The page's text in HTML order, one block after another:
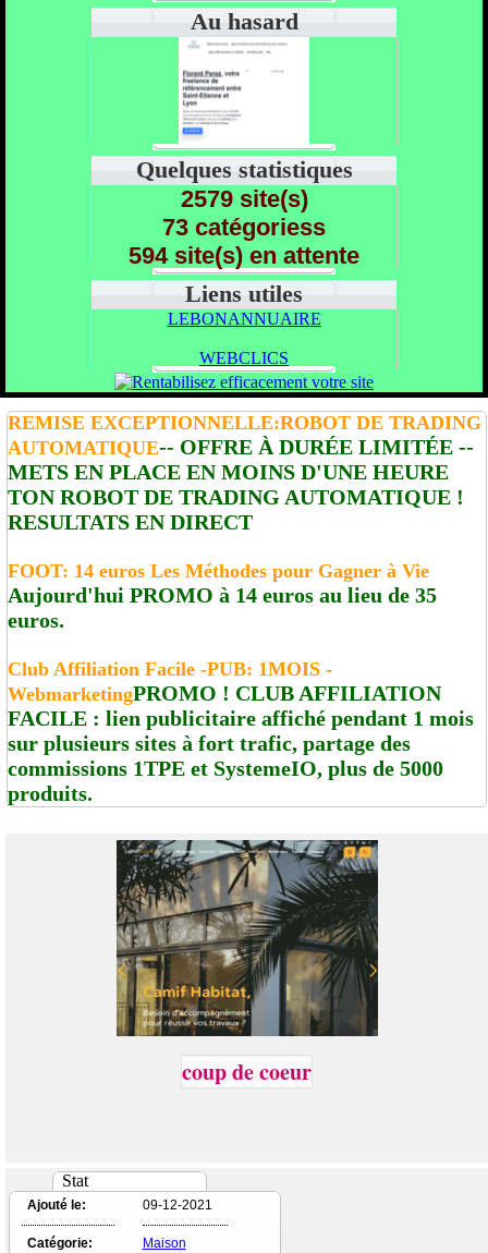
Au hasard
Quelques statistiques
2579 site(s)
73 catégoriess
594 site(s) en attente
Liens utiles
LEBONANNUAIRE
WEBCLICS
REMISE EXCEPTIONNELLE:ROBOT DE TRADING
AUTOMATIQUE-- OFFRE À DURÉE LIMITÉE --
METS EN PLACE EN MOINS D'UNE HEURE
TON ROBOT DE TRADING AUTOMATIQUE !
RESULTATS EN DIRECT
FOOT: 14 euros Les Méthodes pour Gagner à Vie
Aujourd'hui PROMO à 14 euros au lieu de 35
euros.
Club Affiliation Facile -PUB: 1MOIS -
WebmarketingPROMO ! CLUB AFFILIATION
FACILE : lien publicitaire affiché pendant 1 mois
sur plusieurs sites à fort trafic, partage des
commissions 1TPE et SystemeIO, plus de 5000
produits.
coup de coeur
Stat
Ajouté le: 09-12-2021
Catégorie: Maison